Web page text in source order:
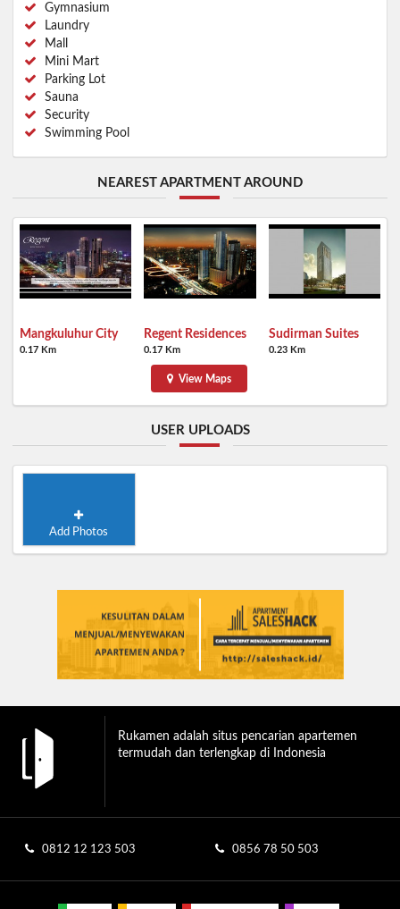
Gymnasium
Laundry
Mall
Mini Mart
Parking Lot
Sauna
Security
Swimming Pool
NEAREST APARTMENT AROUND
Mangkuluhur City
0.17 Km
Regent Residences
0.17 Km
Sudirman Suites
0.23 Km
View Maps
USER UPLOADS
Add Photos
Rukamen adalah situs pencarian apartemen
termudah dan terlengkap di Indonesia
0812 12 123 503 0856 78 50 503